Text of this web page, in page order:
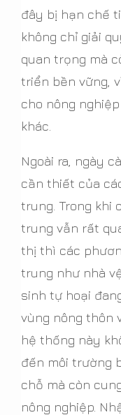
đây bị hạn chế
không chỉ giải
quan trọng mà
triển bền vững,
cho nông
khác.
Ngoài ra, ngày
cần thiết của
trung. Trong khi
trung vẫn rất
thị thì các
trung như nhà
sinh tự hoại
vùng nông thôn
hệ thống này
đến môi trường
chỗ mà còn
nông nghiệp.